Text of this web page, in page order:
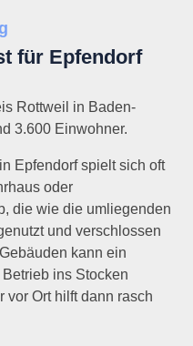
für Epfendorf
Rottweil in Baden-
3.600 Einwohner.
Epfendorf spielt sich oft
oder
die wie die umliegenden
und verschlossen
kann ein
ins Stocken
vor Ort hilft dann rasch